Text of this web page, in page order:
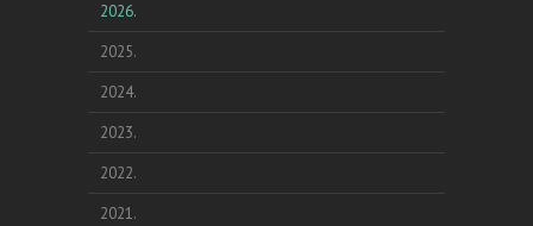
2026.
2025.
2024.
2023.
2022.
2021.